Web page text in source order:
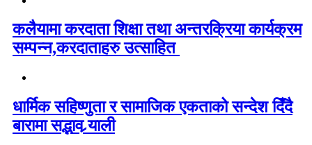
कलैयामा करदाता शिक्षा तथा अन्तरक्रिया कार्यक्रम
सम्पन्न,करदाताहरु उत्साहित
धार्मिक सहिष्णुता र सामाजिक एकताको सन्देश दिँदै
बारामा सद्भाव र्‍याली